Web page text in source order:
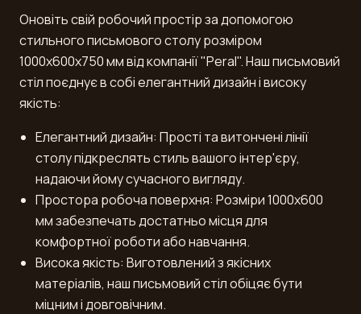
Оновіть свій робочий простір за допомогою
стильного письмового столу розміром
1000x600x750 мм від компанії "Peral". Наш письмовий
стіл поєднує в собі елегантний дизайн і високу
якість:
Елегантний дизайн: Прості та витончені лінії
столу підкреслять стиль вашого інтер'єру,
надаючи йому сучасного вигляду.
Простора робоча поверхня: Розміри 1000x600
мм забезпечать достатньо місця для
комфортної роботи або навчання.
Висока якість: Виготовлений з якісних
матеріалів, наш письмовий стіл обіцяє бути
міцним і довговічним.